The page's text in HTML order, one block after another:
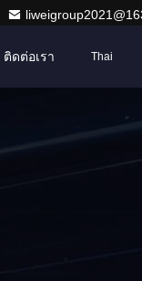
ติดต่อเรา Thai